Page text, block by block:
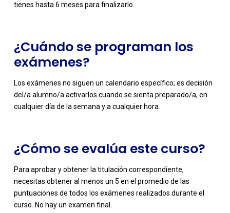
tienes hasta 6 meses para finalizarlo.
¿Cuándo se programan los
exámenes?
Los exámenes no siguen un calendario específico; es decisión
del/a alumno/a activarlos cuando se sienta preparado/a, en
cualquier día de la semana y a cualquier hora.
-
¿Cómo se evalúa este curso?
Para aprobar y obtener la titulación correspondiente,
necesitas obtener al menos un 5 en el promedio de las
puntuaciones de todos los exámenes realizados durante el
curso. No hay un examen final.